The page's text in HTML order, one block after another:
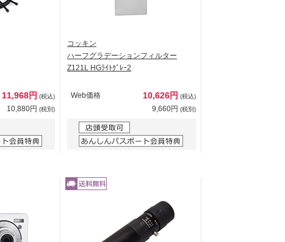
11,968円 (税込)
10,880円 (税別)
コッキン
ハーフグラデーションフィルター
Z121L HGﾗｲﾄｸﾞﾚｰ2
Web価格 10,626円 (税込)
9,660円 (税別)